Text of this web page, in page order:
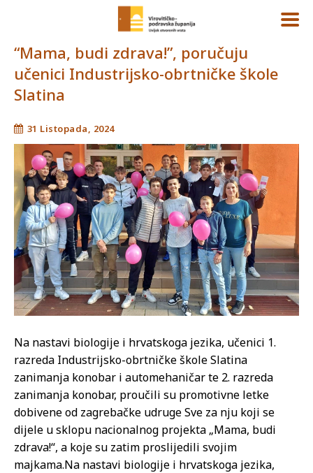
“Mama, budi zdrava!”, poručuju
učenici Industrijsko-obrtničke škole
Slatina
31 Listopada, 2024
Na nastavi biologije i hrvatskoga jezika, učenici 1.
razreda Industrijsko-obrtničke škole Slatina
zanimanja konobar i automehaničar te 2. razreda
zanimanja konobar, proučili su promotivne letke
dobivene od zagrebačke udruge Sve za nju koji se
dijele u sklopu nacionalnog projekta „Mama, budi
zdrava!“, a koje su zatim proslijedili svojim
majkama.Na nastavi biologije i hrvatskoga jezika,